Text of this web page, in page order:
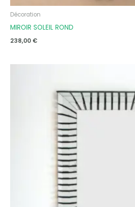
Décoration
MIROIR SOLEIL ROND
238,00 €